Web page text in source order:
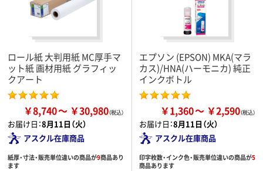
ロール紙 大判用紙 MC厚手マ
ット紙 画材用紙 グラフィッ
クアート
￥8,740 ￥30,980
お届け日：8月11日（火）
アスクル在庫商品
紙厚・寸法・販売単位違いの商品が9商品あり
ます
エプソン (EPSON) MKA(マラ
カス)/HNA(ハーモニカ) 純正
インクボトル
￥1,360 ￥2,590
お届け日：8月11日（火）
アスクル在庫商品
印字枚数・インク色・販売単位違いの商品が5
商品あります